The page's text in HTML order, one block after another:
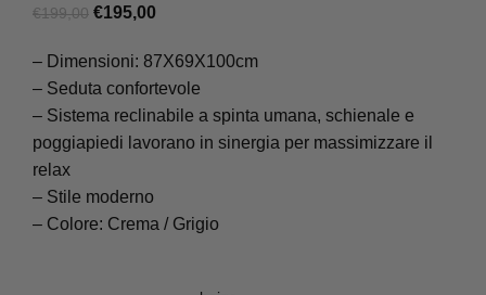
€199,00 Il
originale
era:
€199,00.
€195,00Il
attuale
è:
€195,00.
– Dimensioni: 87X69X100cm
– Seduta confortevole
– Sistema reclinabile a spinta umana, schienale e
poggiapiedi lavorano in sinergia per massimizzare il
relax
– Stile moderno
– Colore: Crema / Grigio